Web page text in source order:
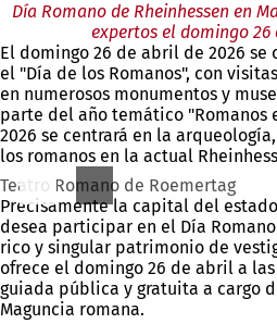
Día Romano de Rheinhessen en
expertos el domingo 26
El domingo 26 de abril de 2026 se
el "Día de los Romanos", con
en numerosos monumentos y
parte del año temático "Romanos
2026 se centrará en la
los romanos en la actual
Teatro Romano de Roemertag
Precisamente la capital del
desea participar en el Día
rico y singular patrimonio de
ofrece el domingo 26 de abril a
guiada pública y gratuita a cargo
Maguncia romana.